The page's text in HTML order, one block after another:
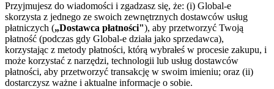
Przyjmujesz do wiadomości i zgadzasz się, że: (i) Global-e
skorzysta z jednego ze swoich zewnętrznych dostawców usług
płatniczych („Dostawca płatności"), aby przetworzyć Twoją
płatność (podczas gdy Global-e działa jako sprzedawca),
korzystając z metody płatności, którą wybrałeś w procesie zakupu, i
może korzystać z narzędzi, technologii lub usług dostawców
płatności, aby przetworzyć transakcję w swoim imieniu; oraz (ii)
dostarczysz ważne i aktualne informacje o sobie.